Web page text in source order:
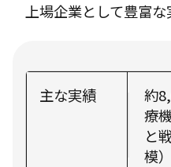
上場企業として豊富な
主な実績
約
療
と
模）